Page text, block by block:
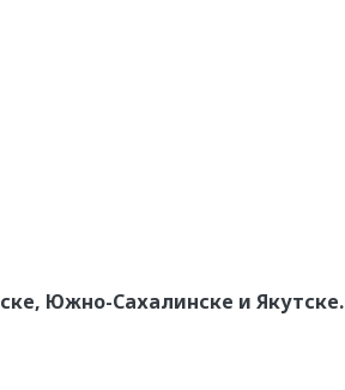
Южно-Сахалинске и Якутске.